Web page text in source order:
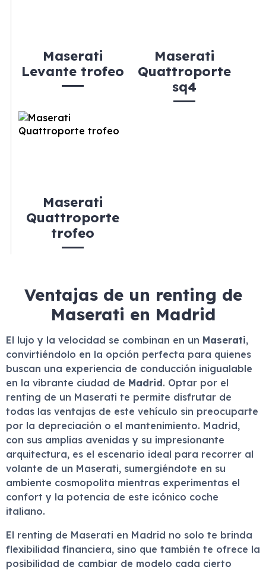
Maserati
Levante trofeo
Maserati
Quattroporte
sq4
Maserati
Quattroporte
trofeo
Ventajas de un renting de
Maserati en Madrid
El lujo y la velocidad se combinan en un Maserati,
convirtiéndolo en la opción perfecta para quienes
buscan una experiencia de conducción inigualable
en la vibrante ciudad de Madrid. Optar por el
renting de un Maserati te permite disfrutar de
todas las ventajas de este vehículo sin preocuparte
por la depreciación o el mantenimiento. Madrid,
con sus amplias avenidas y su impresionante
arquitectura, es el escenario ideal para recorrer al
volante de un Maserati, sumergiéndote en su
ambiente cosmopolita mientras experimentas el
confort y la potencia de este icónico coche
italiano.
El renting de Maserati en Madrid no solo te brinda
flexibilidad financiera, sino que también te ofrece la
posibilidad de cambiar de modelo cada cierto